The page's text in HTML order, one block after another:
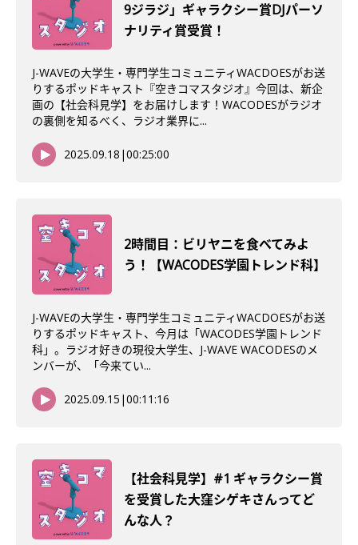
9ジラジ」ギャラクシー賞DJパーソ
ナリティ賞受賞！
J-WAVEの大学生・専門学生コミュニティWACDOESがお送
りするポッドキャスト『空きコマスタジオ』今回は、新企
画の【社会科見学】をお届けします！WACODESがラジオ
の裏側を知るべく、ラジオ業界に...
2025.09.18 |00:25:00
2時間目：ビリヤニを食べてみよ
う！【WACODES学園トレンド科】
J-WAVEの大学生・専門学生コミュニティWACDOESがお送
りするポッドキャスト、今月は「WACODES学園トレンド
科」。ラジオ好きの現役大学生、J-WAVE WACODESのメ
ンバーが、「今来てい...
2025.09.15 |00:11:16
【社会科見学】#1 ギャラクシー賞
を受賞した大窪シゲキさんってど
んな人？